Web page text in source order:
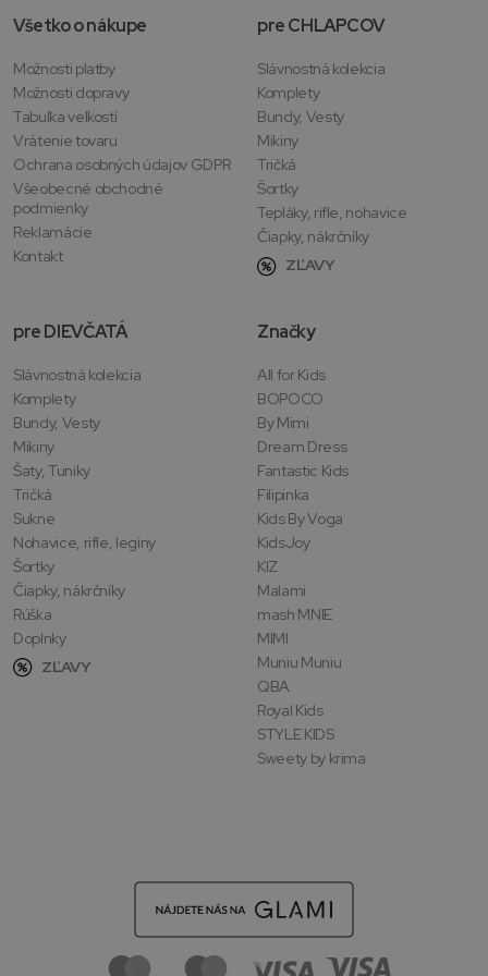
Všetko o nákupe
Možnosti platby
Možnosti dopravy
Tabuľka veľkostí
Vrátenie tovaru
Ochrana osobných údajov GDPR
Všeobecné obchodné
podmienky
Reklamácie
Kontakt
pre CHLAPCOV
Slávnostná kolekcia
Komplety
Bundy, Vesty
Mikiny
Tričká
Šortky
Tepláky, rifle, nohavice
Čiapky, nákrčníky
ZĽAVY
pre DIEVČATÁ
Slávnostná kolekcia
Komplety
Bundy, Vesty
Mikiny
Šaty, Tuniky
Tričká
Sukne
Nohavice, rifle, legíny
Šortky
Čiapky, nákrčníky
Rúška
Doplnky
ZĽAVY
Značky
All for Kids
BOPOCO
By Mimi
Dream Dress
Fantastic Kids
Filipinka
Kids By Voga
KidsJoy
KIZ
Malami
mash MNIE
MIMI
Muniu Muniu
QBA
Royal Kids
STYLE KIDS
Sweety by krima